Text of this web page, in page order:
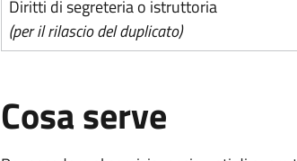
Diritti di segreteria o istruttoria
(per il rilascio del duplicato)
Cosa serve